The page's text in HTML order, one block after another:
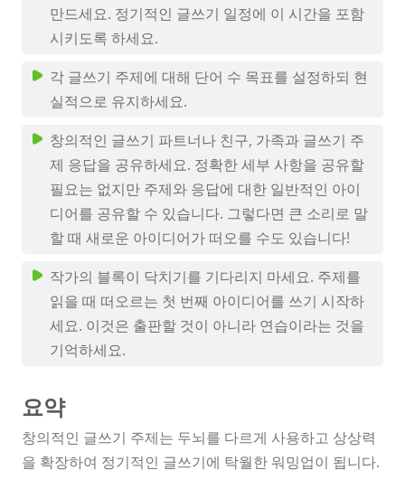
만드세요. 정기적인 글쓰기 일정에 이 시간을 포함
시키도록 하세요.
각 글쓰기 주제에 대해 단어 수 목표를 설정하되 현
실적으로 유지하세요.
창의적인 글쓰기 파트너나 친구, 가족과 글쓰기 주
제 응답을 공유하세요. 정확한 세부 사항을 공유할
필요는 없지만 주제와 응답에 대한 일반적인 아이
디어를 공유할 수 있습니다. 그렇다면 큰 소리로 말
할 때 새로운 아이디어가 떠오를 수도 있습니다!
작가의 블록이 닥치기를 기다리지 마세요. 주제를
읽을 때 떠오르는 첫 번째 아이디어를 쓰기 시작하
세요. 이것은 출판할 것이 아니라 연습이라는 것을
기억하세요.
요약
창의적인 글쓰기 주제는 두뇌를 다르게 사용하고 상상력
을 확장하여 정기적인 글쓰기에 탁월한 워밍업이 됩니다.